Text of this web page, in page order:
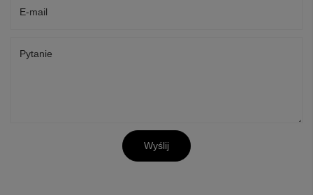
E-mail
Pytanie
Wyślij